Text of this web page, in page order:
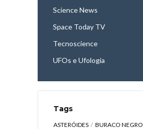
Science News
Space Today TV
Tecnoscience
UFOs e Ufologia
Tags
ASTERÓIDES
BURACO NEGRO